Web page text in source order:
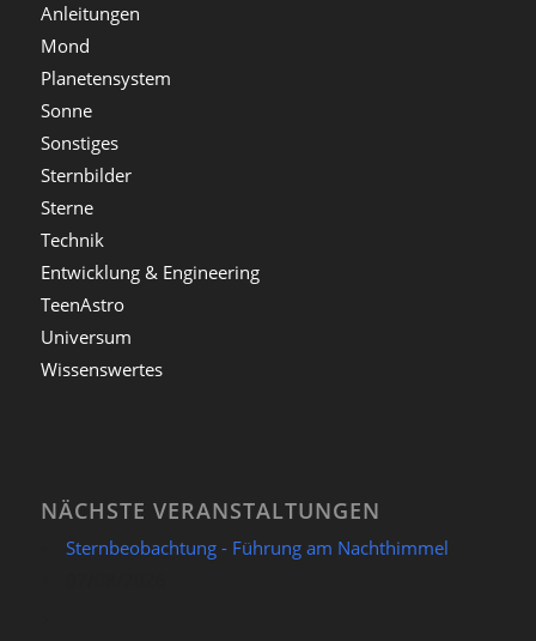
Anleitungen
Mond
Planetensystem
Sonne
Sonstiges
Sternbilder
Sterne
Technik
Entwicklung & Engineering
TeenAstro
Universum
Wissenswertes
NÄCHSTE VERANSTALTUNGEN
Sternbeobachtung - Führung am Nachthimmel